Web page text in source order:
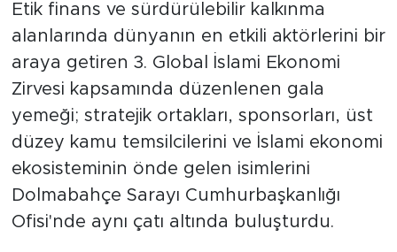
çıktı
Etik finans ve sürdürülebilir kalkınma
alanlarında dünyanın en etkili aktörlerini bir
araya getiren 3. Global İslami Ekonomi
Zirvesi kapsamında düzenlenen gala
yemeği; stratejik ortakları, sponsorları, üst
düzey kamu temsilcilerini ve İslami ekonomi
ekosisteminin önde gelen isimlerini
Dolmabahçe Sarayı Cumhurbaşkanlığı
Ofisi'nde aynı çatı altında buluşturdu.